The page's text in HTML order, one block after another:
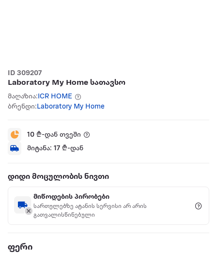
ID 309207
Laboratory My Home სათავსო
მაღაზია:ICR HOME
ბრენდი:Laboratory My Home
10 ₾-დან თვეში
მიტანა: 17 ₾-დან
დიდი მოცულობის ნივთი
მიწოდების პირობები
სართულებზე ატანის სერვისი არ არის
გათვალისწინებული
ფერი